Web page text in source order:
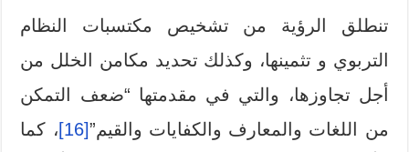
تنطلق الرؤية من تشخيص مكتسبات النظام
التربوي و تثمينها، وكذلك تحديد مكامن الخلل من
أجل تجاوزها، والتي في مقدمتها “ضعف التمكن
من اللغات والمعارف والكفايات والقيم”[16]
، كما